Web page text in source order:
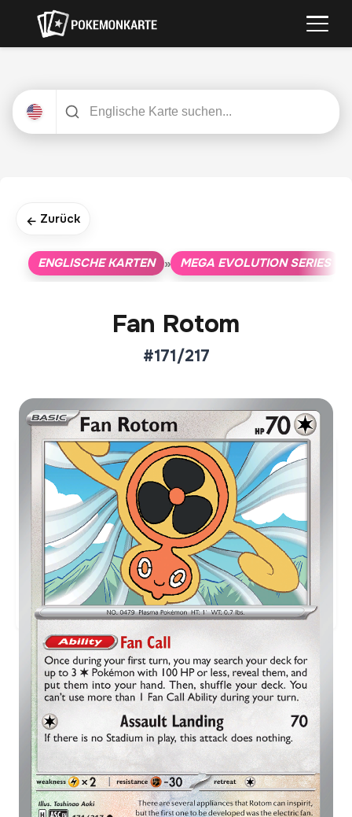
← Zurück
ENGLISCHE KARTEN » MEGA EVOLUTION SERIES
Fan Rotom
#171/217
Aktueller Marktpreis
€0,14
Normal
Preise werden täglich aktualisiert.